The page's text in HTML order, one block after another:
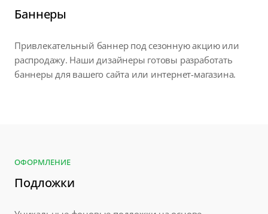
Баннеры
Привлекательный баннер под сезонную акцию или
распродажу. Наши дизайнеры готовы разработать
баннеры для вашего сайта или интернет-магазина.
ОФОРМЛЕНИЕ
Подложки